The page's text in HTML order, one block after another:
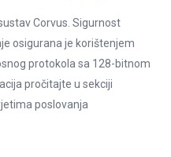
Corvus. Sigurnost
osigurana je korištenjem
protokola sa 128-bitnom
pročitajte u sekciji
poslovanja